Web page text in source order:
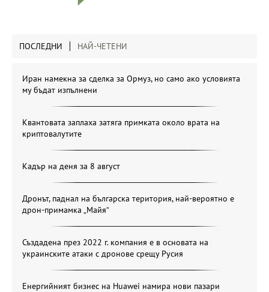
ПОСЛЕДНИ НАЙ-ЧЕТЕНИ
Иран намекна за сделка за Ормуз, но само ако условията
му бъдат изпълнени
Квантовата заплаха затяга примката около врата на
криптовалутите
Кадър на деня за 8 август
Дронът, паднал на българска територия, най-вероятно е
дрон-примамка „Майя“
Създадена през 2022 г. компания е в основата на
украинските атаки с дронове срещу Русия
Енергийният бизнес на Huawei намира нови пазари